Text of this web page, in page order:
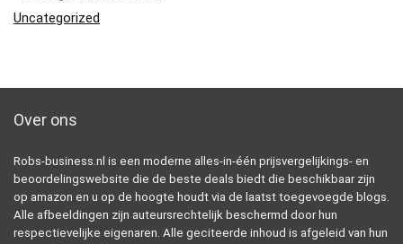
Uncategorized
Over ons
Robs-business.nl is een moderne alles-in-één prijsvergelijkings- en
beoordelingswebsite die de beste deals biedt die beschikbaar zijn
op amazon en u op de hoogte houdt via de laatst toegevoegde blogs.
Alle afbeeldingen zijn auteursrechtelijk beschermd door hun
respectievelijke eigenaren. Alle geciteerde inhoud is afgeleid van hun